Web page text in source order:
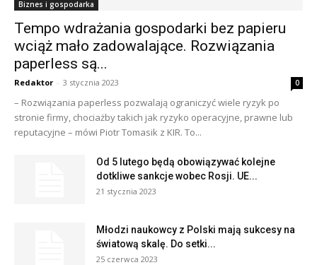
Biznes i gospodarka
Tempo wdrażania gospodarki bez papieru
wciąż mało zadowalające. Rozwiązania
paperless są...
Redaktor - 3 stycznia 2023 0
– Rozwiązania paperless pozwalają ograniczyć wiele ryzyk po
stronie firmy, chociażby takich jak ryzyko operacyjne, prawne lub
reputacyjne – mówi Piotr Tomasik z KIR. To...
Od 5 lutego będą obowiązywać kolejne
dotkliwe sankcje wobec Rosji. UE...
21 stycznia 2023
Młodzi naukowcy z Polski mają sukcesy na
światową skalę. Do setki...
25 czerwca 2023